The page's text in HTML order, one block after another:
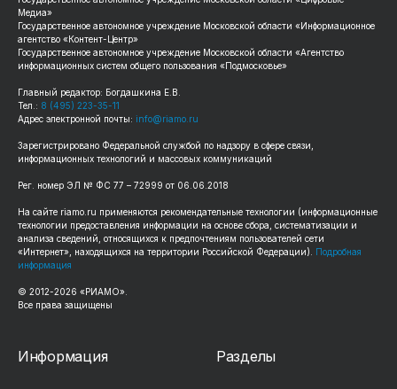
Медиа»
Государственное автономное учреждение Московской области «Информационное
агентство «Контент-Центр»
Государственное автономное учреждение Московской области «Агентство
информационных систем общего пользования «Подмосковье»
Главный редактор: Богдашкина Е.В.
Тел.: 8 (495) 223-35-11
Адрес электронной почты: info@riamo.ru
Зарегистрировано Федеральной службой по надзору в сфере связи,
информационных технологий и массовых коммуникаций
Рег. номер ЭЛ № ФС 77 – 72999 от 06.06.2018
На сайте riamo.ru применяются рекомендательные технологии (информационные
технологии предоставления информации на основе сбора, систематизации и
анализа сведений, относящихся к предпочтениям пользователей сети
«Интернет», находящихся на территории Российской Федерации). Подробная
информация
© 2012-2026 «РИАМО».
Все права защищены
Информация Разделы